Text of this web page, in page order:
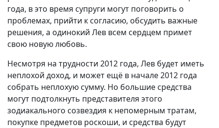
года, в это время супруги могут поговорить о
проблемах, прийти к согласию, обсудить важные
решения, а одинокий Лев всем сердцем примет
свою новую любовь.
Несмотря на трудности 2012 года, Лев будет иметь
неплохой доход, и может ещё в начале 2012 года
собрать неплохую сумму. Но большие средства
могут подтолкнуть представителя этого
зодиакального созвездия к непомерным тратам,
покупке предметов роскоши, и средства будут